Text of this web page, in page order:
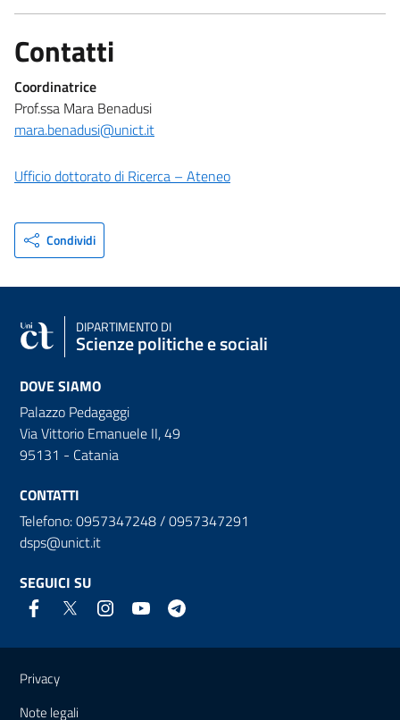
Contatti
Coordinatrice
Prof.ssa Mara Benadusi
mara.benadusi@unict.it
Ufficio dottorato di Ricerca – Ateneo
Condividi
DIPARTIMENTO DI
Scienze politiche e sociali
DOVE SIAMO
Palazzo Pedagaggi
Via Vittorio Emanuele II, 49
95131 - Catania
CONTATTI
Telefono: 0957347248 / 0957347291
dsps@unict.it
SEGUICI SU
Link e informazioni utili
Privacy
Note legali